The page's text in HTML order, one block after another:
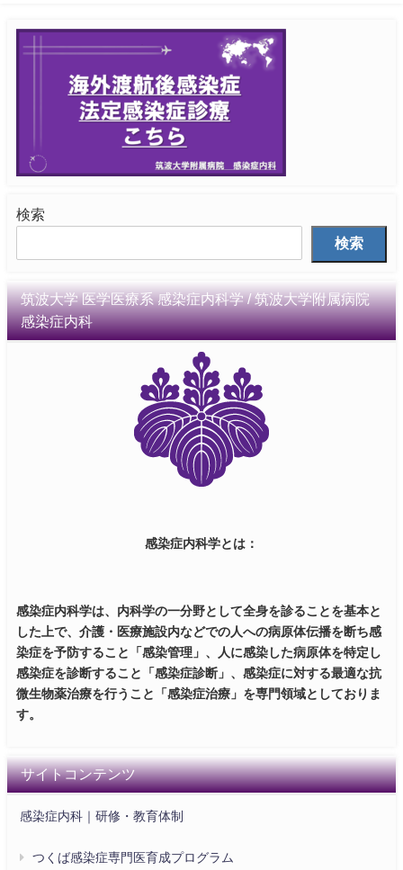
検索
検索
筑波大学 医学医療系 感染症内科学 / 筑波大学附属病院
感染症内科
感染症内科学とは：
感染症内科学は、内科学の一分野として全身を診ることを基本と
した上で、介護・医療施設内などでの人への病原体伝播を断ち感
染症を予防すること「感染管理」、人に感染した病原体を特定し
感染症を診断すること「感染症診断」、感染症に対する最適な抗
微生物薬治療を行うこと「感染症治療」を専門領域としておりま
す。
サイトコンテンツ
感染症内科｜研修・教育体制
つくば感染症専門医育成プログラム